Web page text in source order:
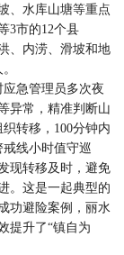
、水库山塘等重点
3市的12个县
、内涝、滑坡和地
急管理员多次夜
异常，精准判断山
转移，100分钟内
线小时值守巡
现转移及时，避免
。这是一起典型的
功避险案例，丽水
提升了“镇自为